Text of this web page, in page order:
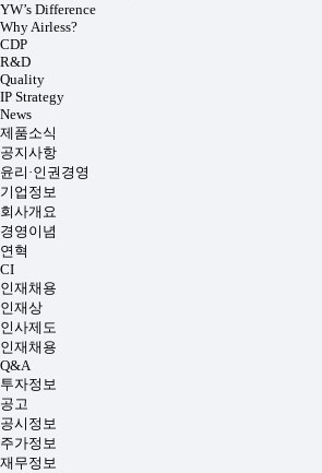
YW’s Difference
Why Airless?
CDP
R&D
Quality
IP Strategy
News
제품소식
공지사항
윤리·인권경영
기업정보
회사개요
경영이념
연혁
CI
인재채용
인재상
인사제도
인재채용
Q&A
투자정보
공고
공시정보
주가정보
재무정보